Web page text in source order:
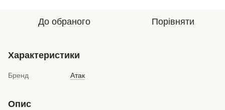
До обраного Порівняти
Характеристики
Бренд Атак
Опис